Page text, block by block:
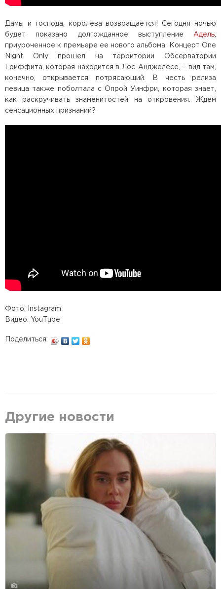
Дамы и господа, королева возвращается! Сегодня ночью
будет показано долгожданное выступление Адель
приуроченное к премьере ее нового альбома. Концерт One
Night Only прошел на территории Обсерватории
Гриффита, которая находится в Лос-Анджелесе, – вид там,
конечно, открывается потрясающий. В честь релиза
певица также поболтала с Опрой Уинфри, которая знает,
как раскручивать знаменитостей на откровения. Ждем
сенсационных признаний?
Фото: Instagram
Видео: YouTube
Поделиться:
Другие новости